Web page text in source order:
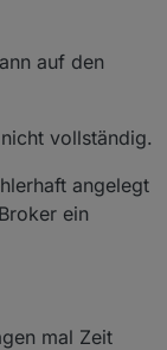
auf den
vollständig.
angelegt
ein
mal Zeit